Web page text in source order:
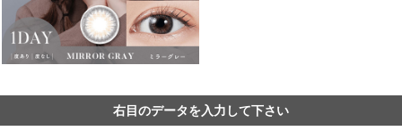
右目のデータを入力して下さい